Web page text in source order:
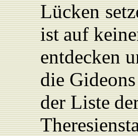
Lücken
ist auf
entdecken
die
der Liste